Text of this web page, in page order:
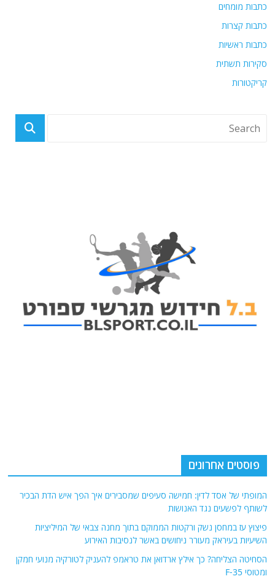
כתבות מומחים
כתבות קצרות
כתבות ראשיות
סקירות תשתית
קריקטורות
פוסטים אחרונים
המופתי של אסד לדין: חמישה סעיפים שמסבירים איך הפך איש הדת הבכיר
לשותף לפשעים נגד האנושות
פיצוץ עז במחסן נשק ורקטות הממוקם בתוך מחנה צבאי של המיליציות
השיעיות בעיראק מעורר ניחושים באשר לנסיבות האירוע
הסחיטה הצליחה? כך אילץ ארדואן את טראמפ להעניק לטורקיה מנועי חמקן
ומטוסי F-35